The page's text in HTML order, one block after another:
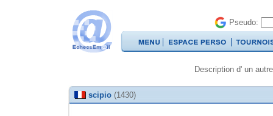
Pseudo:
Description d' un
scipio (1430)